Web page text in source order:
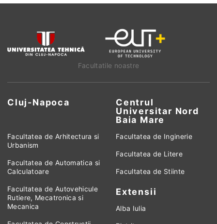
Facultatile noastre
Cluj-Napoca
Centrul
Universitar Nord
Baia Mare
Facultatea de Arhitectura si
Urbanism
Facultatea de Automatica si
Calculatoare
Facultatea de Autovehicule
Rutiere, Mecatronica si
Mecanica
Facultatea de Inginerie
Facultatea de Litere
Facultatea de Stiinte
Extensii
Alba Iulia